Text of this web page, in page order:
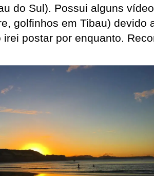
do Sul). Possui alguns
golfinhos em Tibau) devido
postar por enquanto.